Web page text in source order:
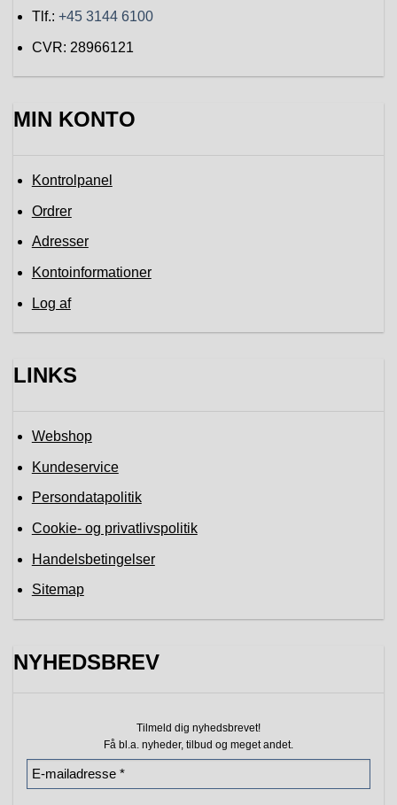
Tlf.: +45 3144 6100
CVR: 28966121
MIN KONTO
Kontrolpanel
Ordrer
Adresser
Kontoinformationer
Log af
LINKS
Webshop
Kundeservice
Persondatapolitik
Cookie- og privatlivspolitik
Handelsbetingelser
Sitemap
NYHEDSBREV
Tilmeld dig nyhedsbrevet!
Få bl.a. nyheder, tilbud og meget andet.